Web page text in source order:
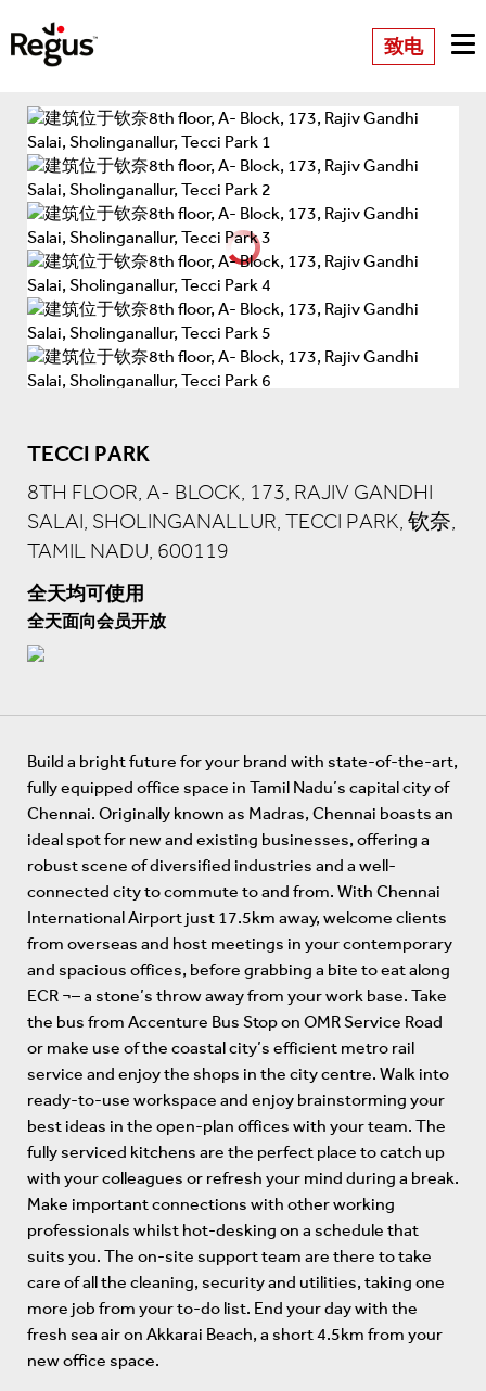
致电
TECCI PARK
8TH FLOOR, A- BLOCK, 173, RAJIV GANDHI
SALAI, SHOLINGANALLUR, TECCI PARK, 钦奈,
TAMIL NADU, 600119
全天均可使用
全天面向会员开放
Build a bright future for your brand with state-of-the-art,
fully equipped office space in Tamil Nadu’s capital city of
Chennai. Originally known as Madras, Chennai boasts an
ideal spot for new and existing businesses, offering a
robust scene of diversified industries and a well-
connected city to commute to and from. With Chennai
International Airport just 17.5km away, welcome clients
from overseas and host meetings in your contemporary
and spacious offices, before grabbing a bite to eat along
ECR ¬– a stone’s throw away from your work base. Take
the bus from Accenture Bus Stop on OMR Service Road
or make use of the coastal city’s efficient metro rail
service and enjoy the shops in the city centre. Walk into
ready-to-use workspace and enjoy brainstorming your
best ideas in the open-plan offices with your team. The
fully serviced kitchens are the perfect place to catch up
with your colleagues or refresh your mind during a break.
Make important connections with other working
professionals whilst hot-desking on a schedule that
suits you. The on-site support team are there to take
care of all the cleaning, security and utilities, taking one
more job from your to-do list. End your day with the
fresh sea air on Akkarai Beach, a short 4.5km from your
new office space.